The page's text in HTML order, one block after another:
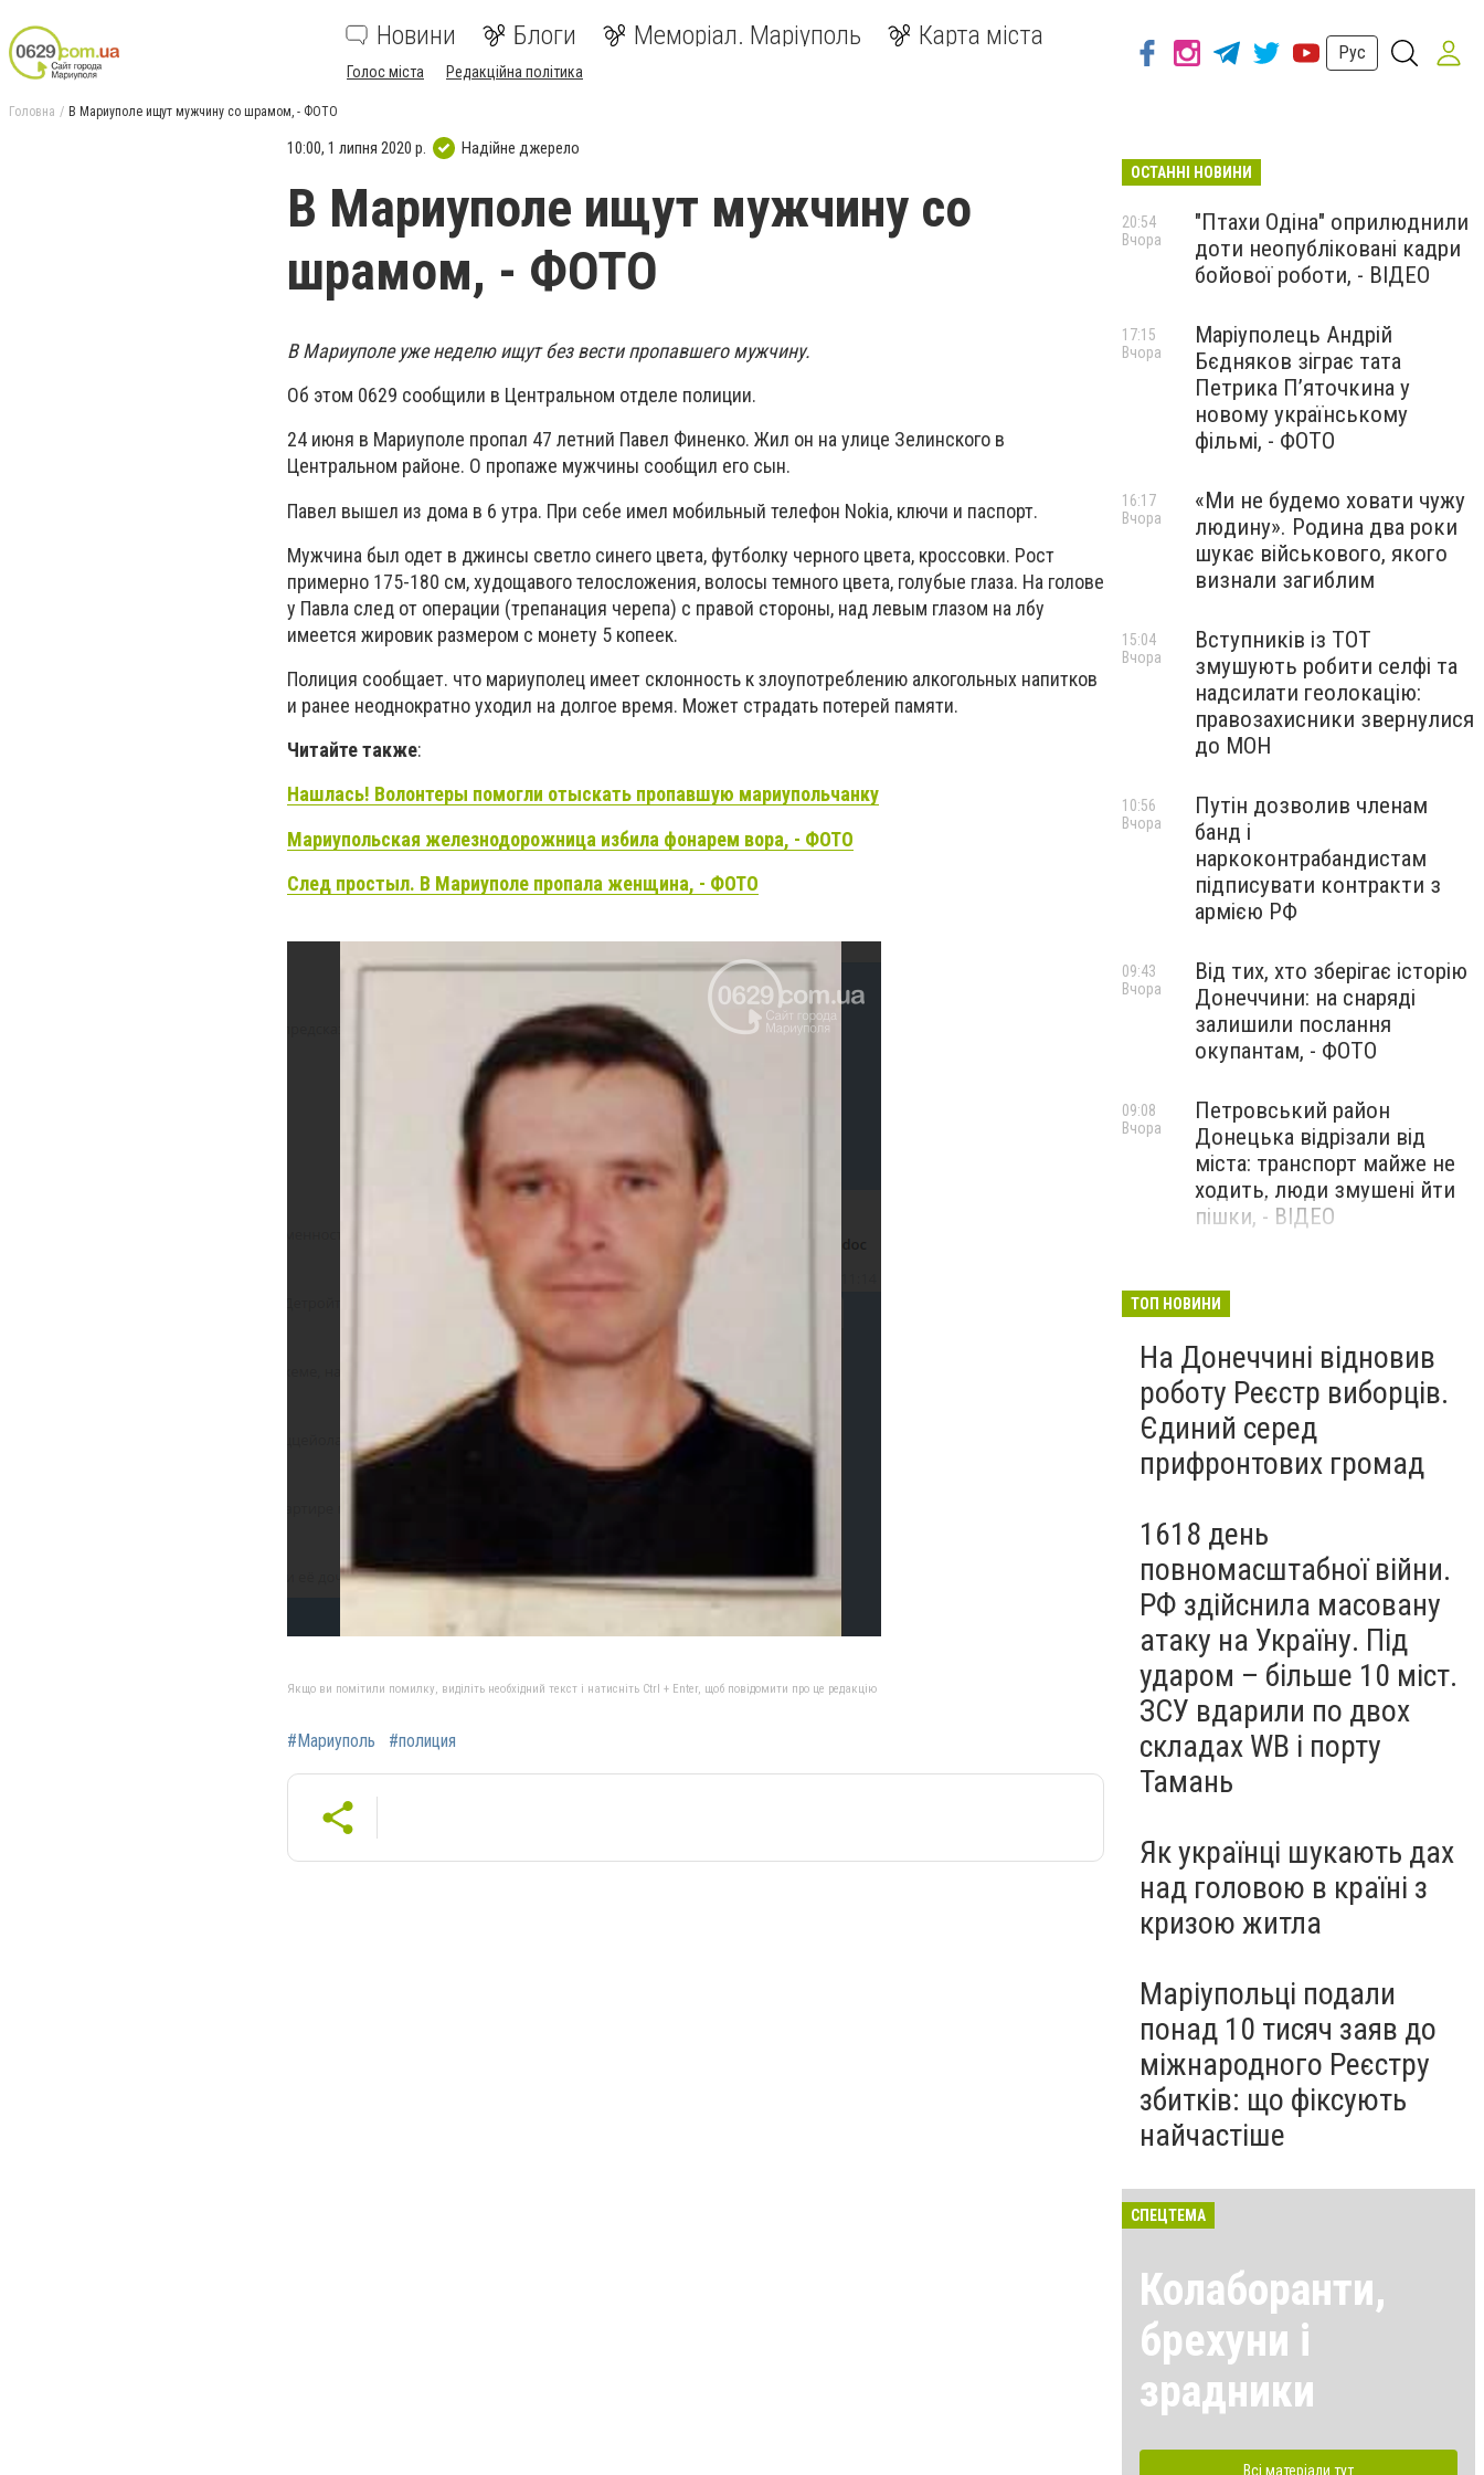
Новини Блоги Меморіал. Маріуполь Карта міста
Голос міста Редакційна політика
Рус
Головна В Мариуполе ищут мужчину со шрамом, - ФОТО
10:00, 1 липня 2020 р. Надійне джерело
В Мариуполе ищут мужчину со
шрамом, - ФОТО
В Мариуполе уже неделю ищут без вести пропавшего мужчину.
Об этом 0629 сообщили в Центральном отделе полиции.
24 июня в Мариуполе пропал 47 летний Павел Финенко. Жил он на улице Зелинского в
Центральном районе. О пропаже мужчины сообщил его сын.
Павел вышел из дома в 6 утра. При себе имел мобильный телефон Nokia, ключи и паспорт.
Мужчина был одет в джинсы светло синего цвета, футболку черного цвета, кроссовки. Рост
примерно 175-180 см, худощавого телосложения, волосы темного цвета, голубые глаза. На голове
у Павла след от операции (трепанация черепа) с правой стороны, над левым глазом на лбу
имеется жировик размером с монету 5 копеек.
Полиция сообщает. что мариуполец имеет склонность к злоупотреблению алкогольных напитков
и ранее неоднократно уходил на долгое время. Может страдать потерей памяти.
Читайте также:
Нашлась! Волонтеры помогли отыскать пропавшую мариупольчанку
Мариупольская железнодорожница избила фонарем вора, - ФОТО
След простыл. В Мариуполе пропала женщина, - ФОТО
Якщо ви помітили помилку, виділіть необхідний текст і натисніть Ctrl + Enter, щоб повідомити про це редакцію
#Мариуполь #полиция
ОСТАННІ НОВИНИ
"Птахи Одіна" оприлюднили
доти неопубліковані кадри
бойової роботи, - ВІДЕО
20:54
Вчора
Маріуполець Андрій
Бєдняков зіграє тата
Петрика П’яточкина у
новому українському
фільмі, - ФОТО
17:15
Вчора
«Ми не будемо ховати чужу
людину». Родина два роки
шукає військового, якого
визнали загиблим
16:17
Вчора
Вступників із ТОТ
змушують робити селфі та
надсилати геолокацію:
правозахисники звернулися
до МОН
15:04
Вчора
Путін дозволив членам
банд і
наркоконтрабандистам
підписувати контракти з
армією РФ
10:56
Вчора
Від тих, хто зберігає історію
Донеччини: на снаряді
залишили послання
окупантам, - ФОТО
09:43
Вчора
Петровський район
Донецька відрізали від
міста: транспорт майже не
ходить, люди змушені йти
пішки, - ВІДЕО
09:08
Вчора
війни. РФ вдарила
столиці. 15 людей загинули.
В Росії палають
енергопідстанції та
черговий WB
Вчора
ТОП НОВИНИ
На Донеччині відновив
роботу Реєстр виборців.
Єдиний серед
прифронтових громад
1618 день
повномасштабної війни.
РФ здійснила масовану
атаку на Україну. Під
ударом – більше 10 міст.
ЗСУ вдарили по двох
складах WB і порту
Тамань
Як українці шукають дах
над головою в країні з
кризою житла
Маріупольці подали
понад 10 тисяч заяв до
міжнародного Реєстру
збитків: що фіксують
найчастіше
СПЕЦТЕМА
Колаборанти,
брехуни і
зрадники
Всі матеріали тут